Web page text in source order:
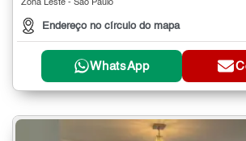
Zona Leste - São Paulo
Endereço no círculo do mapa
WhatsApp